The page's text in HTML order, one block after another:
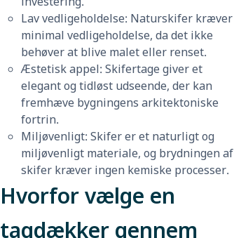
Lav vedligeholdelse: Naturskifer kræver
minimal vedligeholdelse, da det ikke
behøver at blive malet eller renset.
Æstetisk appel: Skifertage giver et
elegant og tidløst udseende, der kan
fremhæve bygningens arkitektoniske
fortrin.
Miljøvenligt: Skifer er et naturligt og
miljøvenligt materiale, og brydningen af
skifer kræver ingen kemiske processer.
Hvorfor vælge en
tagdækker gennem